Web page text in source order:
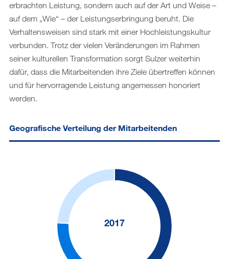
erbrachten Leistung, sondern auch auf der Art und Weise –
auf dem „Wie“ – der Leistungserbringung beruht. Die
Verhaltensweisen sind stark mit einer Hochleistungskultur
verbunden. Trotz der vielen Veränderungen im Rahmen
seiner kulturellen Transformation sorgt Sulzer weiterhin
dafür, dass die Mitarbeitenden ihre Ziele übertreffen können
und für hervorragende Leistung angemessen honoriert
werden.
Geografische Verteilung der Mitarbeitenden
2017